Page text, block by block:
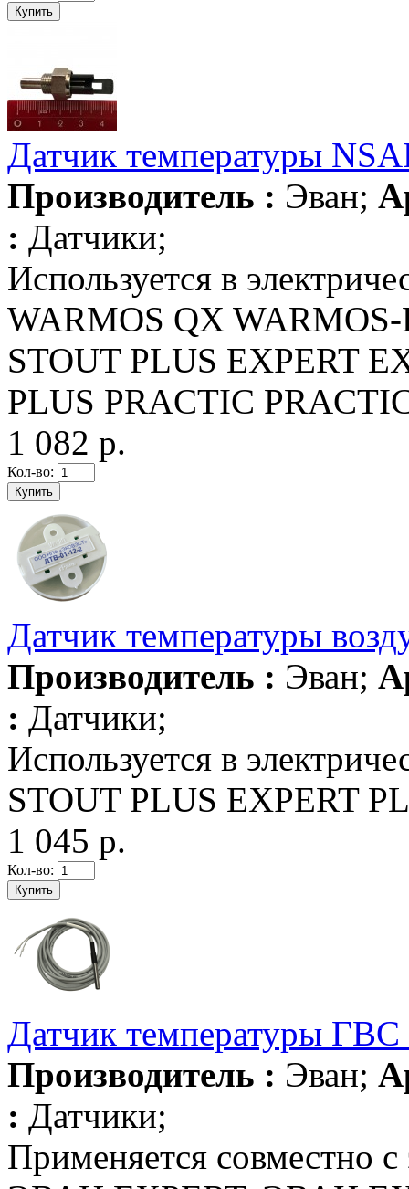
Датчик температуры
Производитель : Эван;
: Датчики;
Используется в
WARMOS QX
STOUT PLUS EXPERT
PLUS PRACTIC
1 082 р.
Кол-во:
Датчик температуры
Производитель : Эван;
: Датчики;
Используется в
STOUT PLUS EXPERT
1 045 р.
Кол-во:
Датчик температуры
Производитель : Эван;
: Датчики;
Применяется совместно